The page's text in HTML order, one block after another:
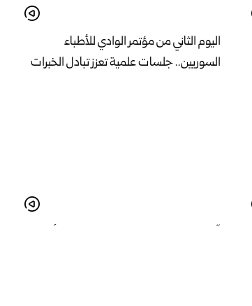
اليوم الثاني من مؤتمر الوادي للأطباء
السوريين.. جلسات علمية تعزز تبادل الخبرات